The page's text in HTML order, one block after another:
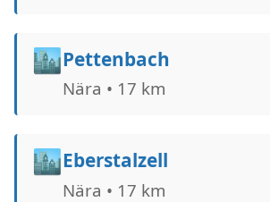
🏙️Pettenbach
Nära • 17 km
🏙️Eberstalzell
Nära • 17 km